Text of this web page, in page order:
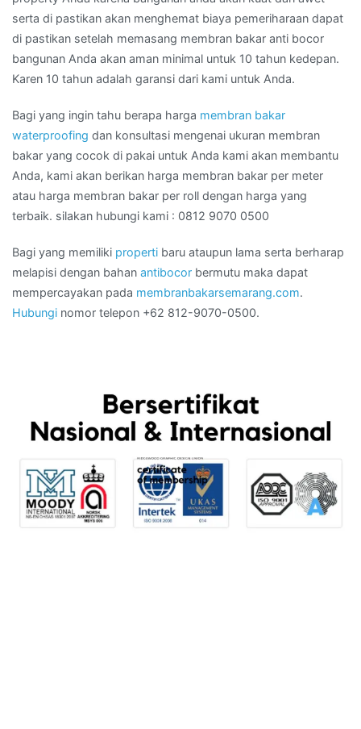
serta di pastikan akan menghemat biaya pemeriharaan dapat
di pastikan setelah memasang membran bakar anti bocor
bangunan Anda akan aman minimal untuk 10 tahun kedepan.
Karen 10 tahun adalah garansi dari kami untuk Anda.
Bagi yang ingin tahu berapa harga membran bakar
waterproofing dan konsultasi mengenai ukuran membran
bakar yang cocok di pakai untuk Anda kami akan membantu
Anda, kami akan berikan harga membran bakar per meter
atau harga membran bakar per roll dengan harga yang
terbaik. silakan hubungi kami : 0812 9070 0500
Bagi yang memiliki properti baru ataupun lama serta berharap
melapisi dengan bahan antibocor bermutu maka dapat
mempercayakan pada membranbakarsemarang.com.
Hubungi nomor telepon +62 812-9070-0500.